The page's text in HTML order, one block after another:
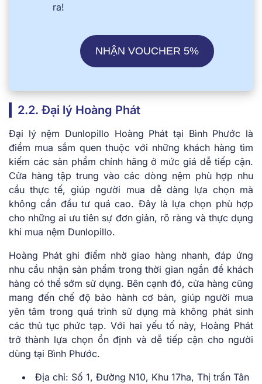
ra!
NHẬN VOUCHER 5%
2.2. Đại lý Hoàng Phát
Đại lý nệm Dunlopillo Hoàng Phát tại Bình Phước là
điểm mua sắm quen thuộc với những khách hàng tìm
kiếm các sản phẩm chính hãng ở mức giá dễ tiếp cận.
Cửa hàng tập trung vào các dòng nệm phù hợp nhu
cầu thực tế, giúp người mua dễ dàng lựa chọn mà
không cần đầu tư quá cao. Đây là lựa chọn phù hợp
cho những ai ưu tiên sự đơn giản, rõ ràng và thực dụng
khi mua nệm Dunlopillo.
Hoàng Phát ghi điểm nhờ giao hàng nhanh, đáp ứng
nhu cầu nhận sản phẩm trong thời gian ngắn để khách
hàng có thể sớm sử dụng. Bên cạnh đó, cửa hàng cũng
mang đến chế độ bảo hành cơ bản, giúp người mua
yên tâm trong quá trình sử dụng mà không phát sinh
các thủ tục phức tạp. Với hai yếu tố này, Hoàng Phát
trở thành lựa chọn ổn định và dễ tiếp cận cho người
dùng tại Bình Phước.
Địa chỉ: Số 1, Đường N10, Khu 17ha, Thị trấn Tân